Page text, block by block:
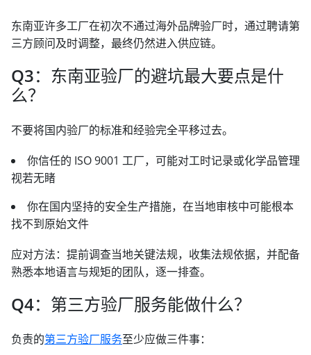
东南亚许多工厂在初次不通过海外品牌验厂时，通过聘请第
三方顾问及时调整，最终仍然进入供应链。
Q3：东南亚验厂的避坑最大要点是什
么？
不要将国内验厂的标准和经验完全平移过去。
你信任的 ISO 9001 工厂，可能对工时记录或化学品管理
视若无睹
你在国内坚持的安全生产措施，在当地审核中可能根本
找不到原始文件
应对方法：提前调查当地关键法规，收集法规依据，并配备
熟悉本地语言与规矩的团队，逐一排查。
Q4：第三方验厂服务能做什么？
负责的第三方验厂服务至少应做三件事：